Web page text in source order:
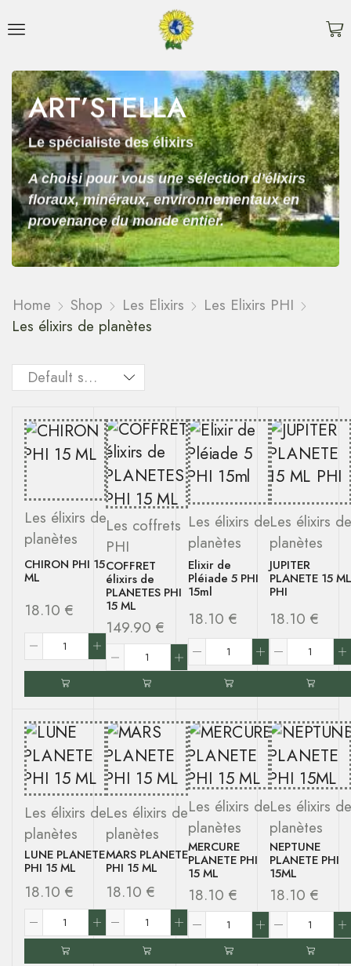
ART’STELLA
Le spécialiste des élixirs
A choisi pour vous une sélection d’élixirs
floraux, minéraux, environnementaux en
provenance du monde entier.
Home Shop Les Elixirs
Les Elixirs PHI
Les élixirs de planètes
Les élixirs de
planètes
CHIRON PHI 15
ML
18.10 €
Les coffrets
PHI
COFFRET
élixirs de
PLANETES PHI
15 ML
149.90€
Les élixirs de
planètes
Elixir de
Pléiade 5 PHI
15ml
18.10 €
Les élixirs de
planètes
JUPITER
PLANETE 15 ML
PHI
18.10 €
Les élixirs de
planètes
LUNE PLANETE
PHI 15 ML
18.10 €
Les élixirs de
planètes
MARS PLANETE
PHI 15 ML
18.10€
Les élixirs de
planètes
MERCURE
PLANETE PHI
15 ML
18.10 €
Les élixirs de
planètes
NEPTUNE
PLANETE PHI
15ML
18.10 €